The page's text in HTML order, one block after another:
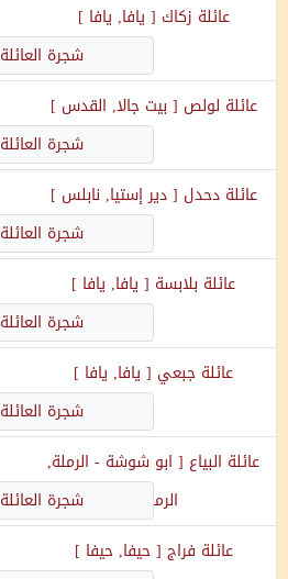
عائلة زكاك [ يافا, يافا ]
شجرة العائلة
عائلة لولص [ بيت جالا, القدس ]
شجرة العائلة
عائلةدحدل [ دير إستيا, نابلس ]
شجرة العائلة
عائلة بلابسة [ يافا, يافا ]
شجرة العائلة
عائلة جبعي [ يافا, يافا ]
شجرة العائلة
عائلة البياع [ ابو شوشة - الرملة,
الرملة
شجرة العائلة
عائلة فراج [ حيفا, حيفا ]